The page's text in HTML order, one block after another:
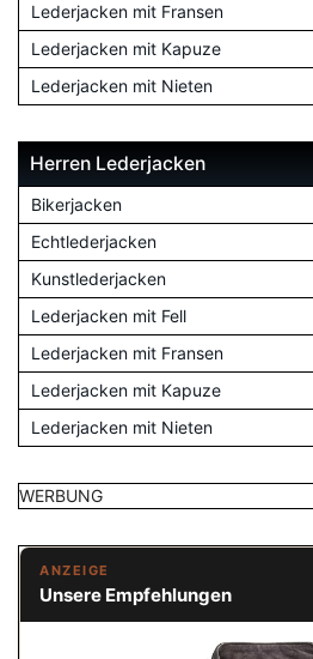
Lederjacken mit Fransen
Lederjacken mit Kapuze
Lederjacken mit Nieten
Herren Lederjacken
Bikerjacken
Echtlederjacken
Kunstlederjacken
Lederjacken mit Fell
Lederjacken mit Fransen
Lederjacken mit Kapuze
Lederjacken mit Nieten
WERBUNG
ANZEIGE
Unsere Empfehlungen